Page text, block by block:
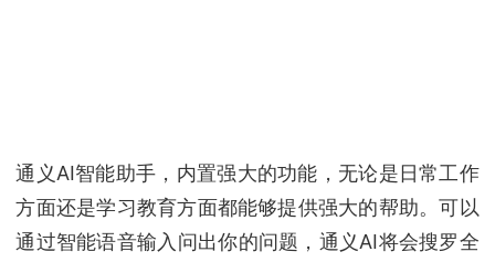
通义AI智能助手，内置强大的功能，无论是日常工作
方面还是学习教育方面都能够提供强大的帮助。可以
通过智能语音输入问出你的问题，通义AI将会搜罗全